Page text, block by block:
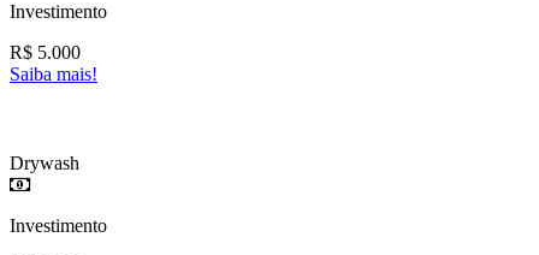
Investimento
R$ 5.000
Saiba mais!
Drywash
Investimento